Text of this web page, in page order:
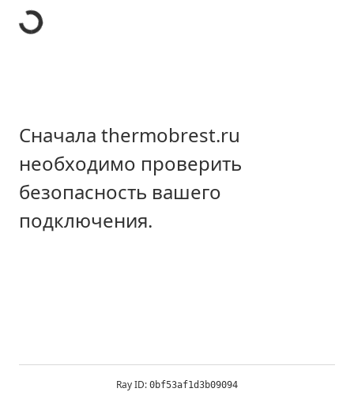
Сначала thermobrest.ru
необходимо проверить
безопасность вашего
подключения.
Ray ID: 0bf53af1d3b09094